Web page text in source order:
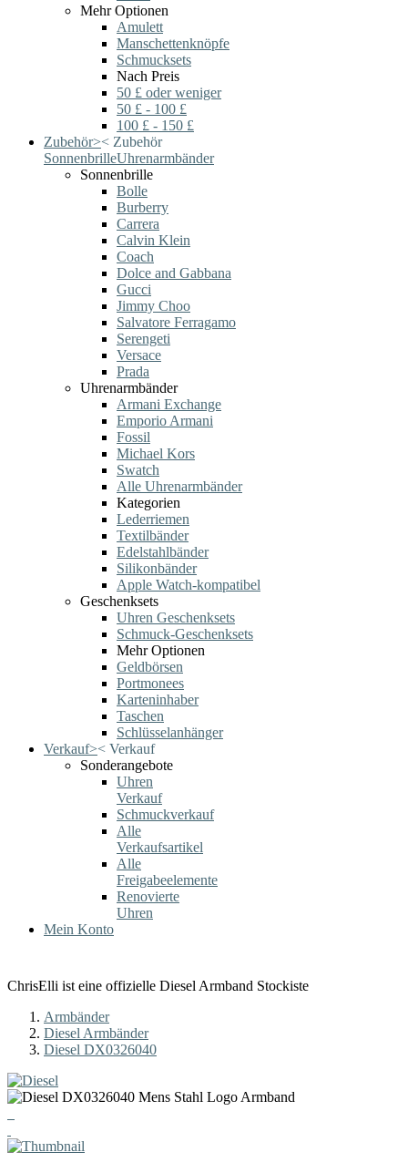
Mehr Optionen
Amulett
Manschettenknöpfe
Schmucksets
Nach Preis
50 £ oder weniger
50 £ - 100 £
100 £ - 150 £
Zubehör>< Zubehör
SonnenbrilleUhrenarmbänder
Sonnenbrille
Bolle
Burberry
Carrera
Calvin Klein
Coach
Dolce and Gabbana
Gucci
Jimmy Choo
Salvatore Ferragamo
Serengeti
Versace
Prada
Uhrenarmbänder
Armani Exchange
Emporio Armani
Fossil
Michael Kors
Swatch
Alle Uhrenarmbänder
Kategorien
Lederriemen
Textilbänder
Edelstahlbänder
Silikonbänder
Apple Watch-kompatibel
Geschenksets
Uhren Geschenksets
Schmuck-Geschenksets
Mehr Optionen
Geldbörsen
Portmonees
Karteninhaber
Taschen
Schlüsselanhänger
Verkauf>< Verkauf
Sonderangebote
Uhren
Verkauf
Schmuckverkauf
Alle
Verkaufsartikel
Alle
Freigabeelemente
Renovierte
Uhren
Mein Konto
ChrisElli ist eine offizielle Diesel Armband Stockiste
Armbänder
Diesel Armbänder
Diesel DX0326040